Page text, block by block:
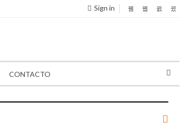
Sign in
CONTACTO